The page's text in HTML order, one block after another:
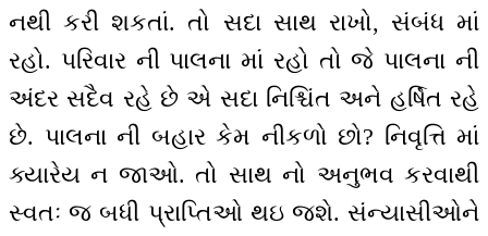
નથી કરી શકતાં. તો સદા સાથ રાખો, સંબંધ માં
રહો. પરિવાર ની પાલના માં રહો તો જે પાલના ની
અંદર સદૈવ રહે છે એ સદા નિશ્ચિંત અને હર્ષિત રહે
છે. પાલના ની બહાર કેમ નીકળો છો? નિવૃત્તિ માં
ક્યારેય ન જાઓ. તો સાથ નો અનુભવ કરવાથી
સ્વતઃ જ બધી પ્રાપ્તિઓ થઇ જશે. સંન્યાસીઓને